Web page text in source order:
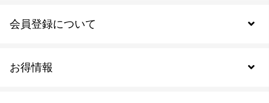
お得情報
会員登録について